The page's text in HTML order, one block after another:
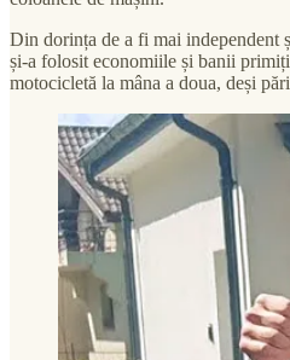
Din dorința de a fi mai independent
și-a folosit economiile și banii
motocicletă la mâna a doua, deși